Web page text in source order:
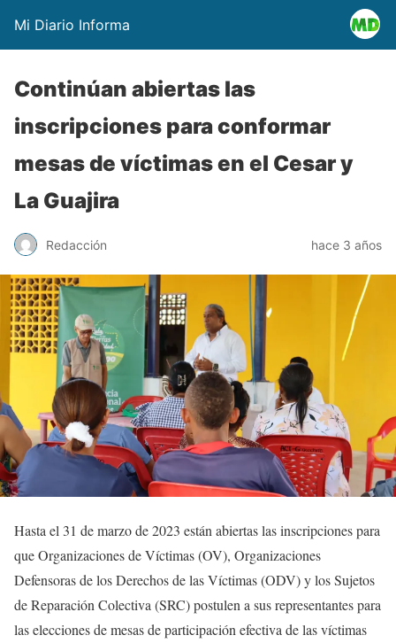
Mi Diario Informa
Continúan abiertas las
inscripciones para conformar
mesas de víctimas en el Cesar y
La Guajira
Redacción hace 3 años
Hasta el 31 de marzo de 2023 están abiertas las inscripciones para
que Organizaciones de Víctimas (OV), Organizaciones
Defensoras de los Derechos de las Víctimas (ODV) y los Sujetos
de Reparación Colectiva (SRC) postulen a sus representantes para
las elecciones de mesas de participación efectiva de las víctimas